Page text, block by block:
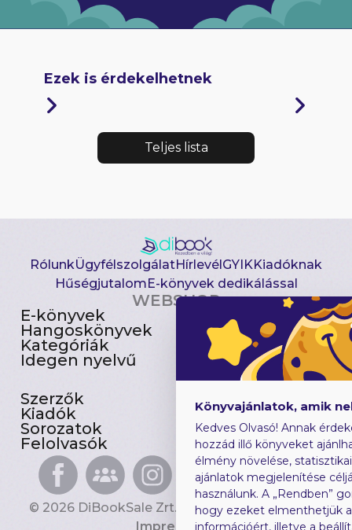
Ezek is érdekelhetnek
Teljes lista
RólunkÜgyfélszolgálatHírlevélGYIKKiadóknak
HűségjutalomE-könyvek dedikálással
WEBSHOP
E-könyvek
Hangoskönyvek
Kategóriák
Idegen nyelvű
Csomagajánlatok
Akciósak
Előjegyezhetők
Újdonságok
Szerzők
Kiadók
Sorozatok
Felolvasók
Gyerekkönyvek
Heti toplista
Ajándékutalvány
Blog
© 2026 DiBookSale Zrt. Minden jog fenntartva.
Impresszum
Könyvajánlatok, amik
Kedves Olvasó! Annak
hozzád illő könyveket
élmény növelése,
ajánlatok megjelenítése
használunk. A „Rendben”
hogy ezeket elmenthetjük
információért, illetve a